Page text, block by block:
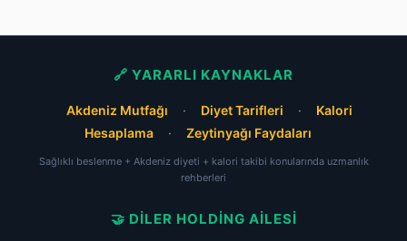
🔗 YARARLI KAYNAKLAR
Akdeniz Mutfağı · Diyet Tarifleri ·
Kalori
Hesaplama
· Zeytinyağı Faydaları
Sağlıklı beslenme + Akdeniz diyeti + kalori takibi konularında uzmanlık
rehberleri
🤝 DILER HOLDING AILESI